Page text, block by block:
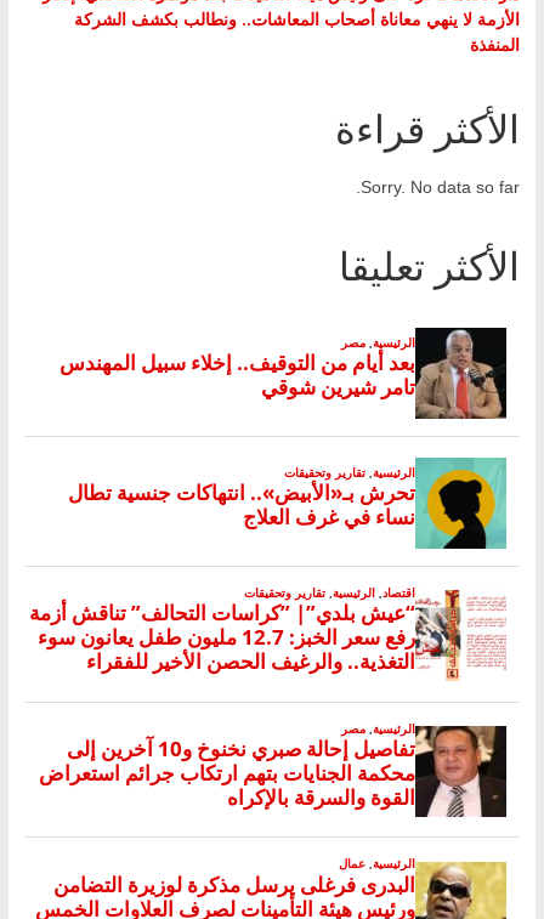
الأزمة لا ينهي معاناة أصحاب المعاشات.. ونطالب بكشف الشركة
المنفذة
الأكثر قراءة
Sorry. No data so far.
الأكثر تعليقا